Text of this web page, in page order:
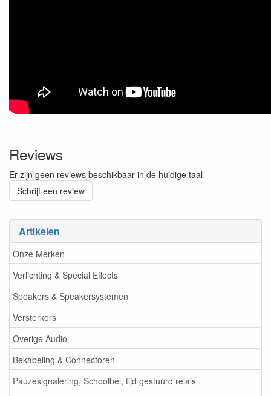
Artikelen
Onze Merken
Verlichting & Special Effects
Speakers & Speakersystemen
Versterkers
Overige Audio
Bekabeling & Connectoren
Pauzesignalering, Schoolbel, tijd gestuurd relais
Reviews
Er zijn geen reviews beschikbaar in de huidige taal
Schrijf een review